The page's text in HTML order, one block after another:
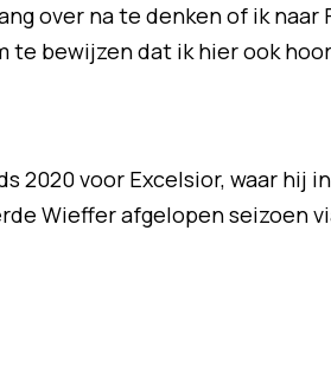
over na te denken of ik naar
te bewijzen dat ik hier ook
2020 voor Excelsior, waar hij
Wieffer afgelopen seizoen